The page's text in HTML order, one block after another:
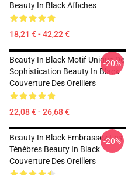
Beauty In Black Affiches
18,21 € - 42,22 €
Beauty In Black Motif Unique De
Sophistication Beauty In Black
Couverture Des Oreillers
22,08 € - 26,68 €
-20%
Beauty In Black Embrassez Les
Ténèbres Beauty In Black
Couverture Des Oreillers
-20%